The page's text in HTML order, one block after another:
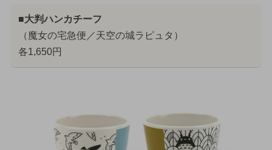
■大判ハンカチーフ
（魔女の宅急便／天空の城ラピュタ）
各1,650円